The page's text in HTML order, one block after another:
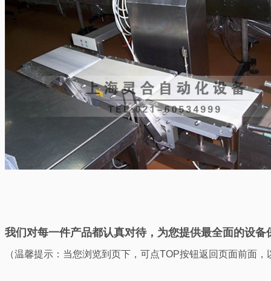
我们对每一件产品都认真对待，为您提供最全面的设备
（温馨提示：当您浏览到页下，可点TOP按钮返回页面前面